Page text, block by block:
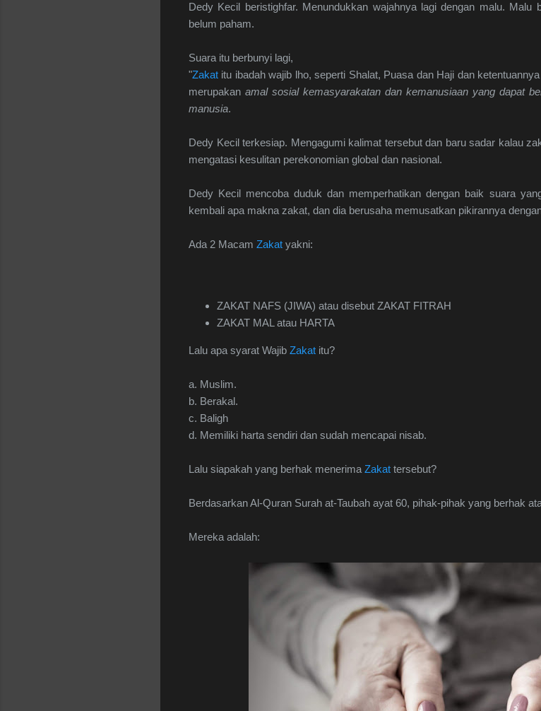
Dedy Kecil beristighfar. Menundukkan wajahnya lagi dengan malu.
belum paham.
Suara itu berbunyi lagi,
"Zakat itu ibadah wajib lho, seperti Shalat, Puasa dan Haji dan
merupakan amal sosial kemasyarakatan dan kemanusiaan yang dapat
manusia.
Dedy Kecil terkesiap. Mengagumi kalimat tersebut dan baru sadar kalau
mengatasi kesulitan perekonomian global dan nasional.
Dedy Kecil mencoba duduk dan memperhatikan dengan baik suara
kembali apa makna zakat, dan dia berusaha memusatkan pikirannya
Ada 2 Macam Zakat yakni:
ZAKAT NAFS (JIWA) atau disebut ZAKAT FITRAH
ZAKAT MAL atau HARTA
Lalu apa syarat Wajib Zakat itu?
a. Muslim.
b. Berakal.
c. Baligh
d. Memiliki harta sendiri dan sudah mencapai nisab.
Lalu siapakah yang berhak menerimaZakat tersebut?
Berdasarkan Al-Quran Surah at-Taubah ayat 60, pihak-pihak yang berhak
Mereka adalah: